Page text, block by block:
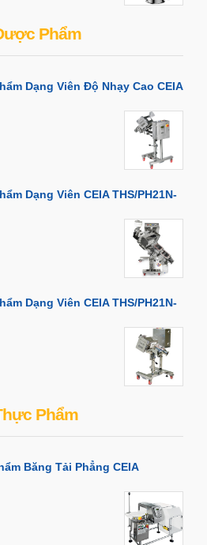
Phẩm
Dạng Viên Độ Nhạy Cao CEIA
Dạng Viên CEIA THS/PH21N-
Dạng Viên CEIA THS/PH21N-
Phẩm
Băng Tải Phẳng CEIA